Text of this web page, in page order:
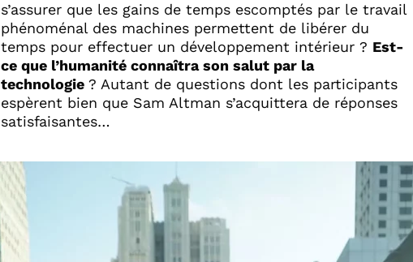
s’assurer que les gains de temps escomptés par le travail
phénoménal des machines permettent de libérer du
temps pour effectuer un développement intérieur ? Est-
ce que l’humanité connaîtra son salut par la
technologie ? Autant de questions dont les participants
espèrent bien que Sam Altman s’acquittera de réponses
satisfaisantes…